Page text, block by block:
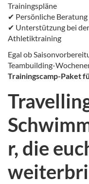
Trainingspläne
✔ Persönliche
✔ Unterstützung bei
Athletiktraining
Egal ob
Teambuilding-
Trainingscamp-Paket
r, die